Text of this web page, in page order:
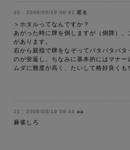
2009/05/19 06:41 匿名
＞ホタルってなんですか？
あがった時に牌を倒しますが（倒牌）
があります。
右から親指で牌をなぞってパタパタパタ
のが蛍返し。ちなみに基本的にはマナー
ムダに難度が高く、たいして格好良くも
2009/05/19 09:44 aa
麻雀しろ